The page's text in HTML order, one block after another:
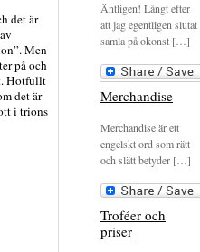
det är
Men
på och
Hotfullt
det är
i trions
Äntligen! Långt efter
att jag egentligen slutat
samla på okonst […]
Merchandise
Merchandise är ett
engelskt ord som rätt
och slätt betyder […]
Troféer och
priser